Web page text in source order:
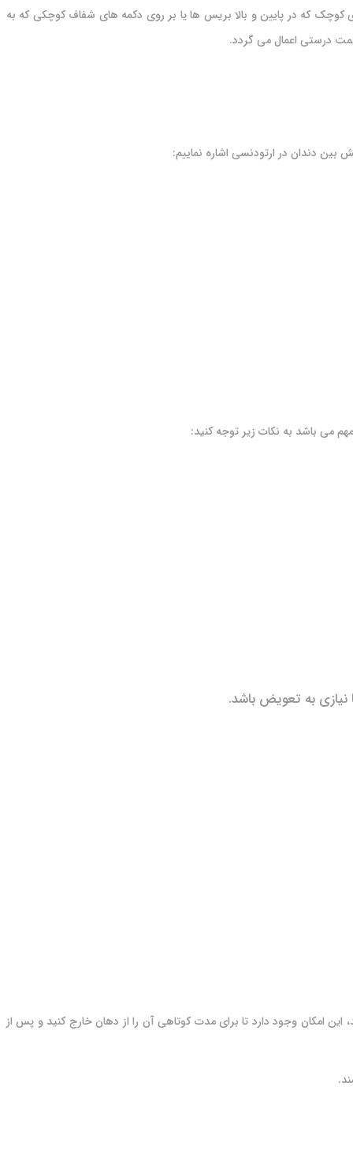
کوچک که در پایین و بالا بریس ها یا بر روی دکمه های شفاف کوچکی که به
درستی اعمال می گردد.
بین دندان در ارتودنسی اشاره نماییم:
می باشد به نکات زیر توجه کنید:
به تعویض باشد.
امکان وجود دارد تا برای مدت کوتاهی آن را از دهان خارج کنید و پس از